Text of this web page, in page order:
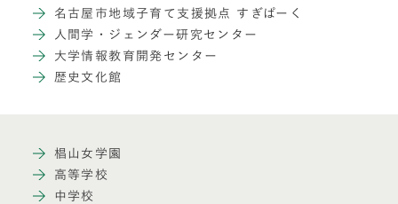
名古屋市地域子育て支援拠点 すぎぱーく
人間学・ジェンダー研究センター
大学情報教育開発センター
歴史文化館
椙山女学園
高等学校
中学校